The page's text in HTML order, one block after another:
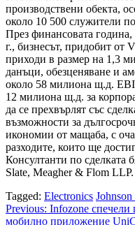
производствени обекта,
около 10 500 служители
През финансовата
г., бизнесът, придобит от
приходи в размер на 1,3
данъци, обезценяване и
около 58 милиона щ.д.
12 милиона щ.д. за
да се прехвърлят със
възможности за
икономии от мащаба, с
разходите, които ще
Консултанти по сделката
Slate, Meagher & Flom LLP.
Tagged: Electronics
Post
Previous: Infozone спечели
мобилно приложение